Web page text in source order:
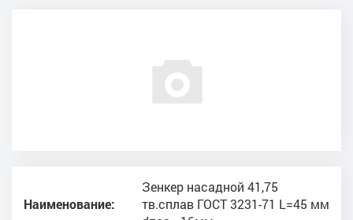
Наименование:
Зенкер насадной 41,75
тв.сплав ГОСТ 3231-71 L=45 мм